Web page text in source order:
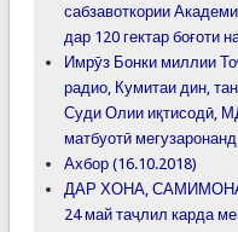
сабзавоткории
дар 120 гектар боғоти
Имрӯз Бонки миллии
радио, Кумитаи дин,
Суди Олии иқтисодӣ,
матбуотӣ мегузаронанд
Ахбор (16.10.2018)
ДАР ХОНА,
24 май таҷлил карда